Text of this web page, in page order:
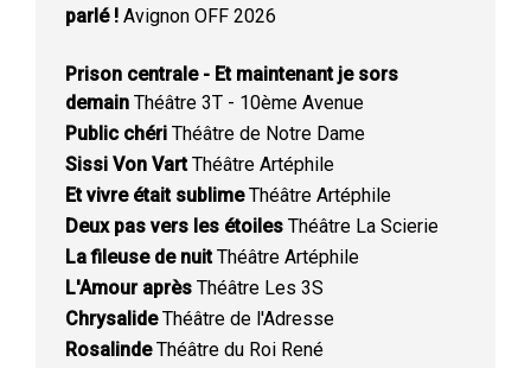
parlé ! Avignon OFF 2026
Prison centrale - Et maintenant je sors
demain Théâtre 3T - 10ème Avenue
Public chéri Théâtre de Notre Dame
Sissi Von VartThéâtre Artéphile
Et vivre était sublimeThéâtre Artéphile
Deux pas vers les étoiles Théâtre La Scierie
La fileuse de nuitThéâtre Artéphile
L'Amour après Théâtre Les 3S
ChrysalideThéâtre de l'Adresse
RosalindeThéâtre du Roi René